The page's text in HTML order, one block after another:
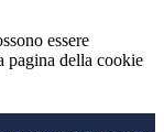
essere
pagina della cookie